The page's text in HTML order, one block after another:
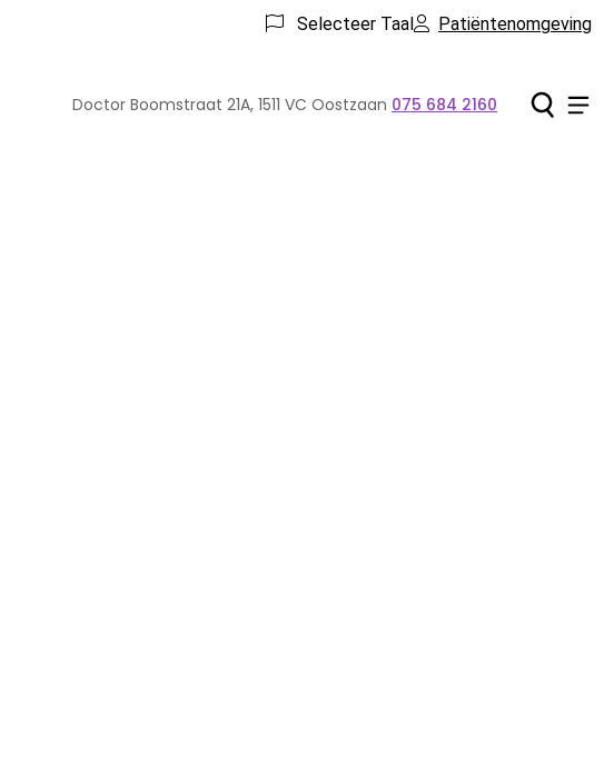
Selecteer Taal Patiëntenomgeving
Doctor Boomstraat 21A, 1511 VC Oostzaan Tel:
075 684 2160